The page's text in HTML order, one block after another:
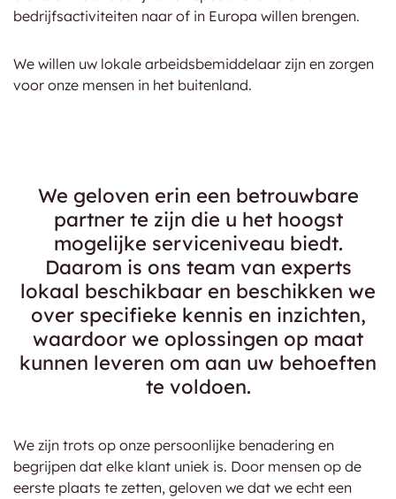
bedrijfsactiviteiten naar of in Europa willen brengen.
We willen uw lokale arbeidsbemiddelaar zijn en zorgen
voor onze mensen in het buitenland.
We geloven erin een betrouwbare
partner te zijn die u het hoogst
mogelijke serviceniveau biedt.
Daarom is ons team van experts
lokaal beschikbaar en beschikken we
over specifieke kennis en inzichten,
waardoor we oplossingen op maat
kunnen leveren om aan uw behoeften
te voldoen.
We zijn trots op onze persoonlijke benadering en
begrijpen dat elke klant uniek is. Door mensen op de
eerste plaats te zetten, geloven we dat we echt een